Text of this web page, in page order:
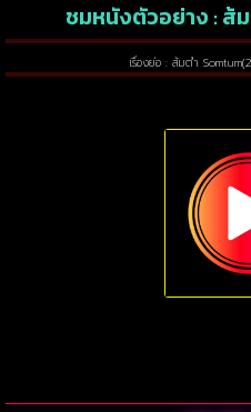
ชมหนังตัวอย่าง : ส้
เรื่องย่อ : ส้มตำ